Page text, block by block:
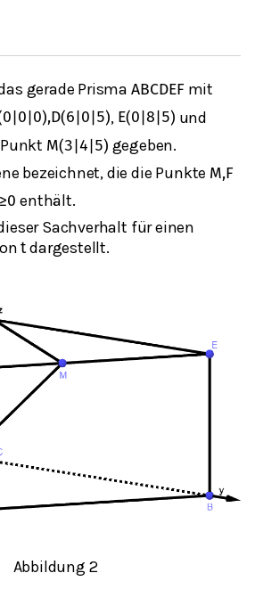
gerade Prisma ABCDEFmit
0 0 0),D(6 0 5), E(0 8 5) und
M(3 4 5) gegeben.
bezeichnet, die die Punkte M,F
≥0 enthält.
Sachverhalt für einen
tdargestellt.
Abbildung 2